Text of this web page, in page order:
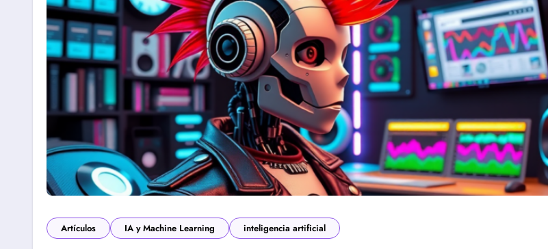
Artículos IA y Machine Learning inteligencia artificial